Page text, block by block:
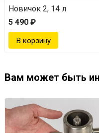
Новичок 2, 14 л
5 490 ₽
Вам может быть